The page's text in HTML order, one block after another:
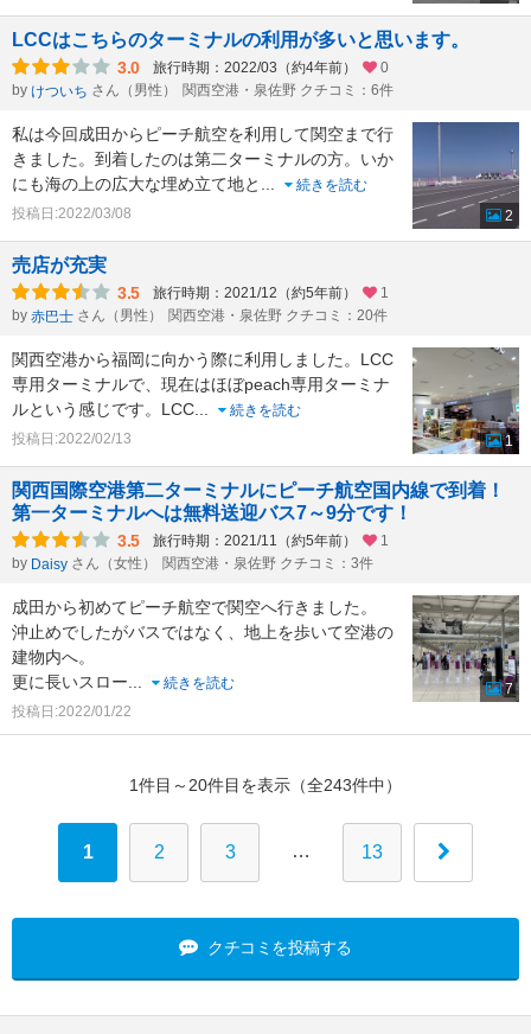
LCCはこちらのターミナルの利用が多いと思います。
3.0 旅行時期：2022/03（約4年前）
0
by けついち さん（男性） 関西空港・泉佐野 クチコミ：6件
私は今回成田からピーチ航空を利用して関空まで行
きました。到着したのは第二ターミナルの方。いか
にも海の上の広大な埋め立て地と
続きを読む
投稿日:2022/03/08
2
売店が充実
3.5 旅行時期：2021/12（約5年前）
1
by 赤巴士 さん（男性） 関西空港・泉佐野 クチコミ：20件
関西空港から福岡に向かう際に利用しました。LCC
専用ターミナルで、現在はほぼpeach専用ターミナ
ルという感じです。LCC
続きを読む
投稿日:2022/02/13
1
関西国際空港第二ターミナルにピーチ航空国内線で到着！
第一ターミナルへは無料送迎バス7～9分です！
3.5 旅行時期：2021/11（約5年前）
1
by Daisy さん（女性） 関西空港・泉佐野 クチコミ：3件
成田から初めてピーチ航空で関空へ行きました。
沖止めでしたがバスではなく、地上を歩いて空港の
建物内へ。
更に長いスロー
続きを読む
投稿日:2022/01/22
7
1件目～20件目を表示（全243件中）
1 2 3 … 13
クチコミを投稿する